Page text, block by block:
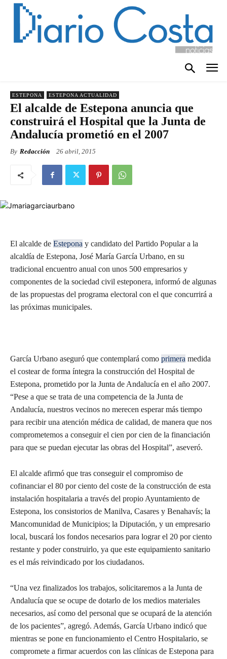
ESTEPONA ESTEPONA ACTUALIDAD
El alcalde de Estepona anuncia que
construirá el Hospital que la Junta de
Andalucía prometió en el 2007
By Redacción 26 abril, 2015
El alcalde de Estepona y candidato del Partido Popular a la
alcaldía de Estepona, José María García Urbano, en su
tradicional encuentro anual con unos 500 empresarios y
componentes de la sociedad civil esteponera, informó de algunas
de las propuestas del programa electoral con el que concurrirá a
las próximas municipales.
García Urbano aseguró que contemplará como primera medida
el costear de forma íntegra la construcción del Hospital de
Estepona, prometido por la Junta de Andalucía en el año 2007.
“Pese a que se trata de una competencia de la Junta de
Andalucía, nuestros vecinos no merecen esperar más tiempo
para recibir una atención médica de calidad, de manera que nos
comprometemos a conseguir el cien por cien de la financiación
para que se puedan ejecutar las obras del Hospital”, aseveró.
El alcalde afirmó que tras conseguir el compromiso de
cofinanciar el 80 por ciento del coste de la construcción de esta
instalación hospitalaria a través del propio Ayuntamiento de
Estepona, los consistorios de Manilva, Casares y Benahavís; la
Mancomunidad de Municipios; la Diputación, y un empresario
local, buscará los fondos necesarios para lograr el 20 por ciento
restante y poder construirlo, ya que este equipamiento sanitario
es el más reivindicado por los ciudadanos.
“Una vez finalizados los trabajos, solicitaremos a la Junta de
Andalucía que se ocupe de dotarlo de los medios materiales
necesarios, así como del personal que se ocupará de la atención
de los pacientes”, agregó. Además, García Urbano indicó que
mientras se pone en funcionamiento el Centro Hospitalario, se
compromete a firmar acuerdos con las clínicas de Estepona para